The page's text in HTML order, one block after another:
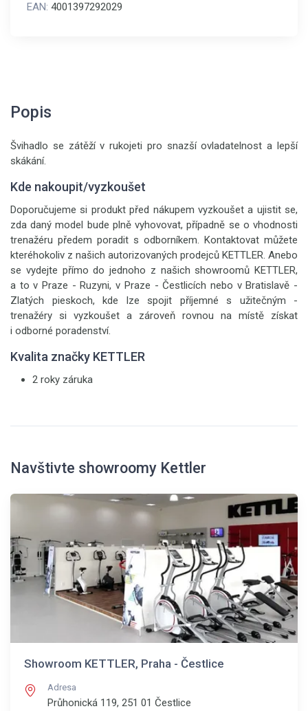
EAN: 4001397292029
Popis
Švihadlo se zátěží v rukojeti pro snazší ovladatelnost a lepší
skákání.
Kde nakoupit/vyzkoušet
Doporučujeme si produkt před nákupem vyzkoušet a ujistit se,
zda daný model bude plně vyhovovat, případně se o vhodnosti
trenažéru předem poradit s odborníkem. Kontaktovat můžete
kteréhokoliv z našich autorizovaných prodejců KETTLER. Anebo
se vydejte přímo do jednoho z našich showroomů KETTLER,
a to v Praze - Ruzyni, v Praze - Čestlicích nebo v Bratislavě -
Zlatých pieskoch, kde lze spojit příjemné s užitečným -
trenažéry si vyzkoušet a zároveň rovnou na místě získat
i odborné poradenství.
Kvalita značky KETTLER
2 roky záruka
Navštivte showroomy Kettler
Showroom KETTLER, Praha - Čestlice
Adresa
Průhonická 119, 251 01 Čestlice